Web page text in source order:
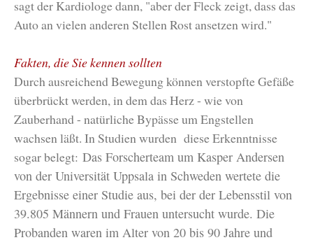
sagt der Kardiologe dann, "aber der Fleck zeigt, dass das
Auto an vielen anderen Stellen Rost ansetzen wird."
Fakten, die Sie kennen sollten
Durch ausreichend Bewegung können verstopfte Gefäße
überbrückt werden, in dem das Herz - wie von
Zauberhand - natürliche Bypässe um Engstellen
wachsen läßt. In Studien wurden diese Erkenntnisse
sogar belegt: Das Forscherteam um Kasper Andersen
von der Universität Uppsala in Schweden wertete die
Ergebnisse einer Studie aus, bei der der Lebensstil von
39.805 Männern und Frauen untersucht wurde. Die
Probanden waren im Alter von 20 bis 90 Jahre und